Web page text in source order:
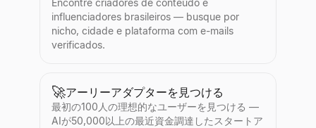
Encontre criadores de conteúdo e
influenciadores brasileiros — busque por
nicho, cidade e plataforma com e-mails
verificados.
🚀アーリーアダプターを見つける
最初の100人の理想的なユーザーを見つける —
AIが50,000以上の最近資金調達したスタートア